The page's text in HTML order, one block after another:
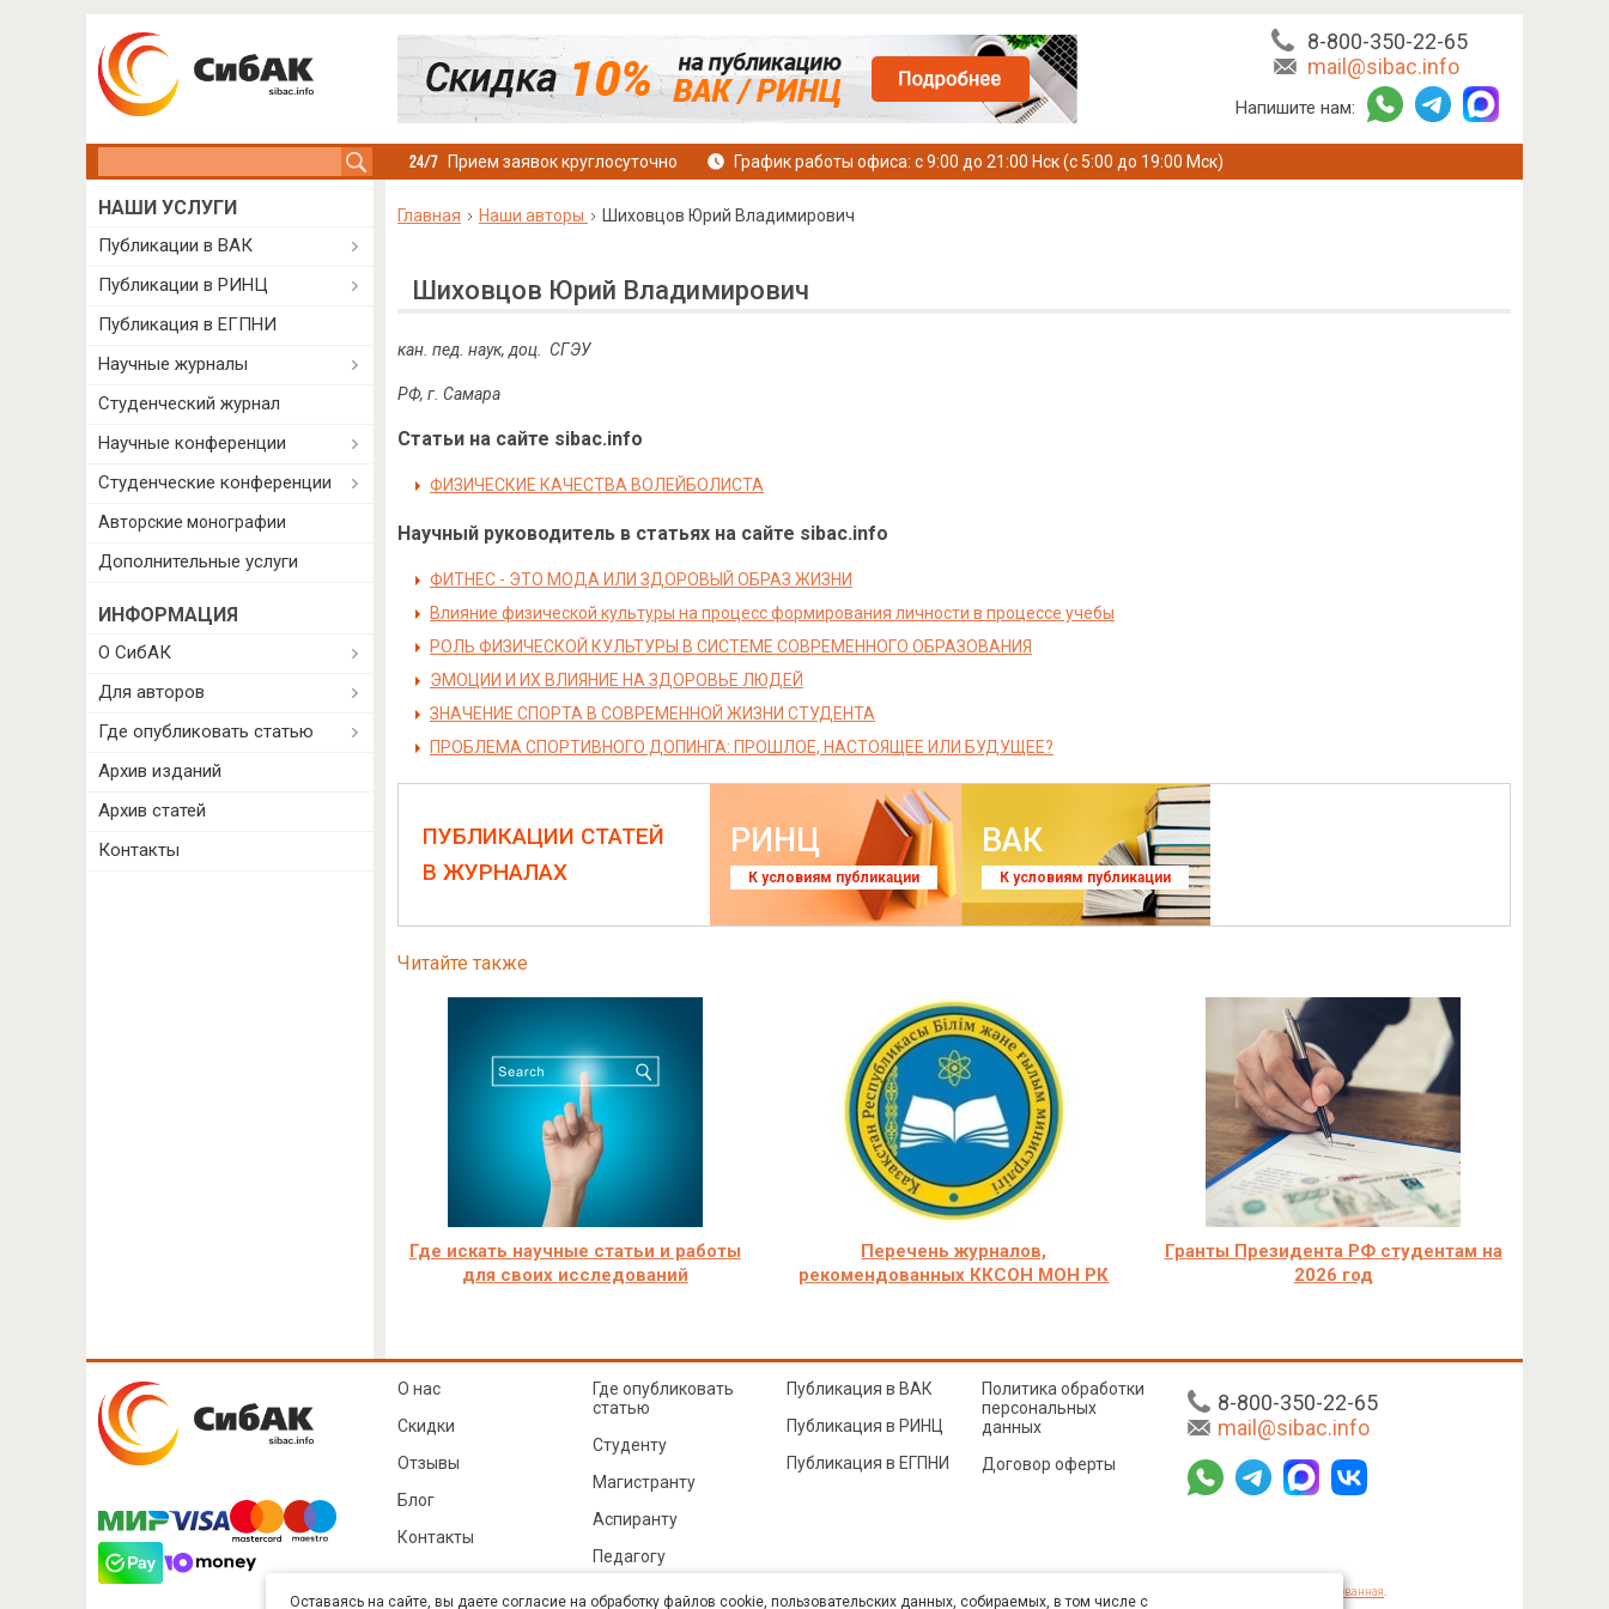
8-800-350-22-65
mail@sibac.info
Напишите нам:
Прием заявок круглосуточно График работы офиса: с 9:00 до 21:00 Нск (с 5:00 до 19:00 Мск)
Главная Наши авторы Шиховцов Юрий Владимирович
Шиховцов Юрий Владимирович
кан. пед. наук, доц. СГЭУ
РФ, г. Самара
Статьи на сайте sibac.info
ФИЗИЧЕСКИЕ КАЧЕСТВА ВОЛЕЙБОЛИСТА
Научный руководитель в статьях на сайте sibac.info
ФИТНЕС - ЭТО МОДА ИЛИ ЗДОРОВЫЙ ОБРАЗ ЖИЗНИ
Влияние физической культуры на процесс формирования личности в процессе учебы
РОЛЬ ФИЗИЧЕСКОЙ КУЛЬТУРЫ В СИСТЕМЕ СОВРЕМЕННОГО ОБРАЗОВАНИЯ
ЭМОЦИИ И ИХ ВЛИЯНИЕ НА ЗДОРОВЬЕ ЛЮДЕЙ
ЗНАЧЕНИЕ СПОРТА В СОВРЕМЕННОЙ ЖИЗНИ СТУДЕНТА
ПРОБЛЕМА СПОРТИВНОГО ДОПИНГА: ПРОШЛОЕ, НАСТОЯЩЕЕ ИЛИ БУДУЩЕЕ?
ПУБЛИКАЦИИ СТАТЕЙ
В ЖУРНАЛАХ
РИНЦ
К условиям публикации
ВАК
К условиям публикации
Читайте также
Где искать научные статьи и работы
для своих исследований
Перечень журналов,
рекомендованных ККСОН МОН РК
Гранты Президента РФ студентам на
2026 год
НАШИ УСЛУГИ
Публикации в ВАК
Публикации в РИНЦ
Публикация в ЕГПНИ
Научные журналы
Студенческий журнал
Научные конференции
Студенческие конференции
Авторские монографии
Дополнительные услуги
ИНФОРМАЦИЯ
О СибАК
Для авторов
Где опубликовать статью
Архив изданий
Архив статей
Контакты
8-800-350-22-65
mail@sibac.info
О нас
Скидки
Отзывы
Блог
Контакты
Где опубликовать
статью
Студенту
Магистранту
Аспиранту
Педагогу
Публикация в ВАК
Публикация в РИНЦ
Публикация в ЕГПНИ
Политика обработки
персональных
данных
Договор оферты
лицензии Creative Commons «Attribution» («Атрибуция») 4.0 Непортированная
Оставаясь на сайте, вы даете согласие на обработку файлов cookie, пользовательских данных, собираемых, в том числе с